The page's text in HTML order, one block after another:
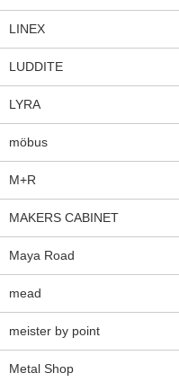
LINEX
LUDDITE
LYRA
möbus
M+R
MAKERS CABINET
Maya Road
mead
meister by point
Metal Shop